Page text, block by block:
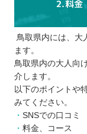
複
無
プログラミ
イント
カ
鳥取県内には、大
ます。
鳥取県内の大人向
介します。
以下のポイントや
みてください。
SNSでの口コミ
料金、コース